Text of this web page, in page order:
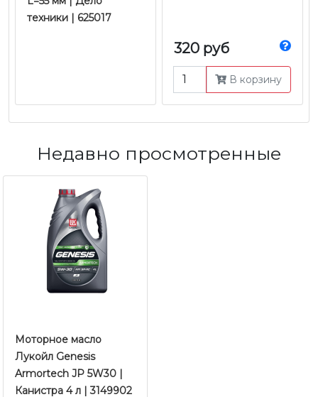
техники | 625017
320 руб
В корзину
Недавно просмотренные
Моторное масло
Лукойл Genesis
Armortech JP 5W30 |
Канистра 4 л | 3149902